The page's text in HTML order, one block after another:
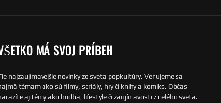
MÁ SVOJ PRÍBEH
najzaujímavejšie novinky zo sveta popkultúry. Venujeme sa
témam ako sú filmy, seriály, hry či knihy a komiks. Občas
aj témy ako hudba, lifestyle či zaujímavosti z celého sveta.